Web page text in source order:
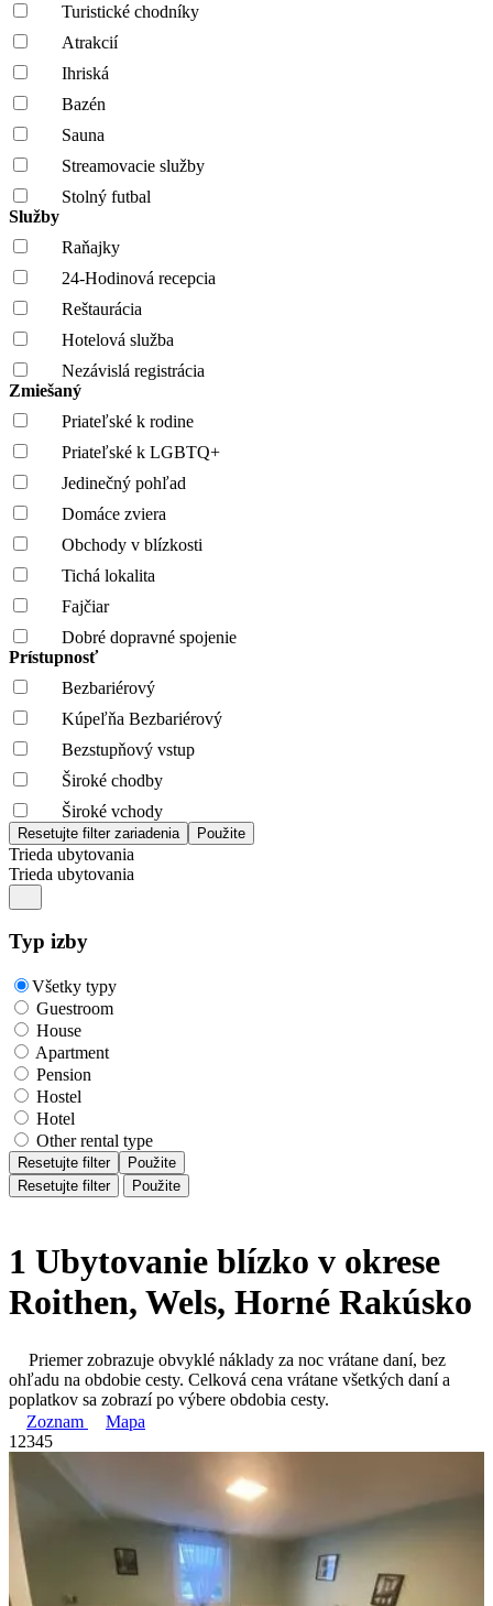
Turistické chodníky
Atrakcií
Ihriská
Bazén
Sauna
Streamovacie služby
Stolný futbal
Služby
Raňajky
24-Hodinová recepcia
Reštaurácia
Hotelová služba
Nezávislá registrácia
Zmiešaný
Priateľské k rodine
Priateľské k LGBTQ+
Jedinečný pohľad
Domáce zviera
Obchody v blízkosti
Tichá lokalita
Fajčiar
Dobré dopravné spojenie
Prístupnosť
Bezbariérový
Kúpeľňa Bezbariérový
Bezstupňový vstup
Široké chodby
Široké vchody
Trieda ubytovania
Trieda ubytovania
Typ izby
Všetky typy
Guestroom
House
Apartment
Pension
Hostel
Hotel
Other rental type
Resetujte filter
Použite
Resetujte filter
Použite
1 Ubytovanie blízko v okrese
Roithen, Wels, Horné Rakúsko
Priemer zobrazuje obvyklé náklady za noc vrátane daní, bez
ohľadu na obdobie cesty. Celková cena vrátane všetkých daní a
poplatkov sa zobrazí po výbere obdobia cesty.
Zoznam
Mapa
1 2345